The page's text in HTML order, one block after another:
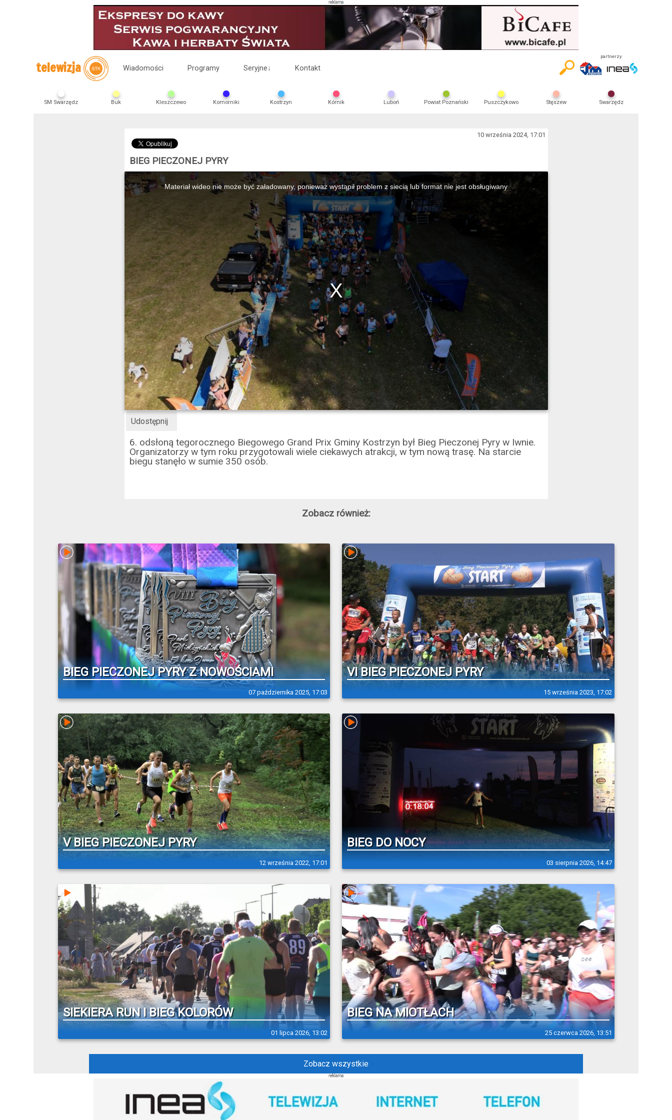
telewizja Wiadomości Programy Seryjne↓ Kontakt
partnerzy
SM Swarzędz Buk Kleszczewo Komorniki Kostrzyn Kórnik Luboń Powiat Poznański Puszczykowo Stęszew Swarzędz
10 września 2024, 17:01
BIEG PIECZONEJ PYRY
is
a
modal
window.
Materiał wideo nie może być załadowany, ponieważ wystąpił problem z siecią lub format nie jest obsługiwany
Udostępnij
6. odsłoną tegorocznego Biegowego Grand Prix Gminy Kostrzyn był Bieg Pieczonej Pyry w Iwnie.
Organizatorzy w tym roku przygotowali wiele ciekawych atrakcji, w tym nową trasę. Na starcie
biegu stanęło w sumie 350 osób.
Zobacz również:
07 października 2025, 17:03
BIEG PIECZONEJ PYRY Z NOWOŚCIAMI
15 września 2023, 17:02
VI BIEG PIECZONEJ PYRY
12 września 2022, 17:01
V BIEG PIECZONEJ PYRY
03 sierpnia 2026, 14:47
BIEG DO NOCY
01 lipca 2026, 13:02
SIEKIERA RUN I BIEG KOLORÓW
25 czerwca 2026, 13:51
BIEG NA MIOTŁACH
Zobacz wszystkie